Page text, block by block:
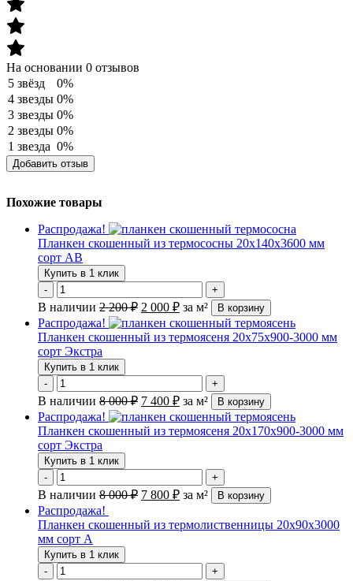
На основании 0 отзывов
5 звёзд
0%
4 звезды 0%
3 звезды 0%
2 звезды 0%
1 звезда 0%
Добавить отзыв
Похожие товары
Распродажа!
Планкен скошенный из термососны 20х140х3600 мм
сорт АВ
Купить в 1 клик
-
+
В наличии 2 200₽ 2 000 ₽ за м² В корзину
Распродажа!
Планкен скошенный из термоясеня 20х75х900-3000 мм
сорт Экстра
Купить в 1 клик
-
+
В наличии 8 000₽ 7 400 ₽ за м² В корзину
Распродажа!
Планкен скошенный из термоясеня 20х170х900-3000 мм
сорт Экстра
Купить в 1 клик
-
+
В наличии 8 000₽ 7 800 ₽ за м² В корзину
Распродажа!
Планкен скошенный из термолиственницы 20х90х3000
мм сорт А
Купить в 1 клик
-
+